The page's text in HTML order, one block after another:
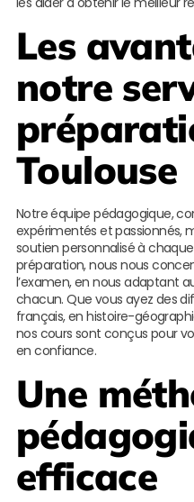
Les
notre
Toulouse
Notre équipe pédagogique,
expérimentés et
soutien personnalisé à
préparation, nous nous
l’examen, en nous adaptant
chacun. Que vous ayez des
français, en histoire-
nos cours sont conçus pour
en confiance.
Une
efficace